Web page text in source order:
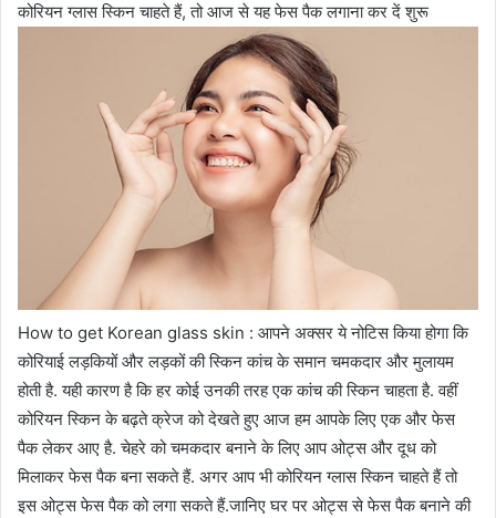
कोरियन ग्लास स्किन चाहते हैं, तो आज से यह फेस पैक लगाना कर दें शुरू
How to get Korean glass skin : आपने अक्सर ये नोटिस किया होगा कि
कोरियाई लड़कियों और लड़कों की स्किन कांच के समान चमकदार और मुलायम
होती है. यही कारण है कि हर कोई उनकी तरह एक कांच की स्किन चाहता है. वहीं
कोरियन स्किन के बढ़ते क्रेज को देखते हुए आज हम आपके लिए एक और फेस
पैक लेकर आए है. चेहरे को चमकदार बनाने के लिए आप ओट्स और दूध को
मिलाकर फेस पैक बना सकते हैं. अगर आप भी कोरियन ग्लास स्किन चाहते हैं तो
इस ओट्स फेस पैक को लगा सकते हैं.जानिए घर पर ओट्स से फेस पैक बनाने की